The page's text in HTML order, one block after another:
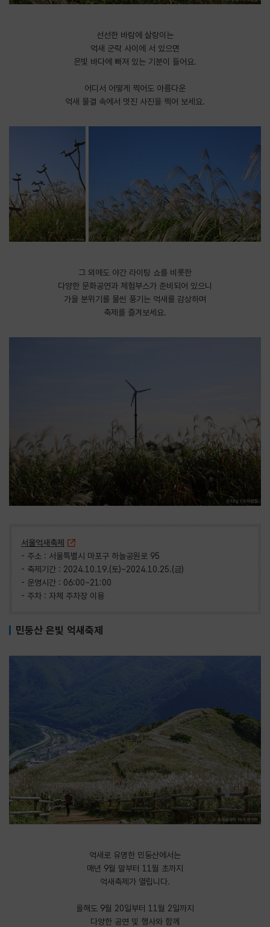
선선한 바람에 살랑이는
억새 군락 사이에 서 있으면
은빛 바다에 빠져 있는 기분이 들어요.
​어디서 어떻게 찍어도 아름다운
억새 물결 속에서 멋진 사진을 찍어 보세요.
그 외에도 야간 라이팅 쇼를 비롯한
다양한 문화공연과 체험부스가 준비되어 있으니
가을 분위기를 물씬 풍기는 억새를 감상하며
축제를 즐겨보세요.
서울억새축제
- 주소 : 서울특별시 마포구 하늘공원로 95
- 축제기간 : 2024.10.19.(토)~2024.10.25.(금)
- 운영시간 : 06:00~21:00
- 주차 : 자체 주차장 이용
민둥산 은빛 억새축제
억새로 유명한 민둥산에서는
매년 9월 말부터 11월 초까지
억새축제가 열립니다.
​올해도 9월 20일부터 11월 2일까지
다양한 공연 및 행사와 함께